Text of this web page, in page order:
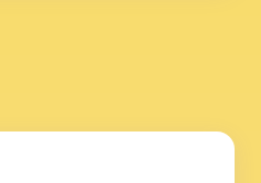
dipublikasikan.